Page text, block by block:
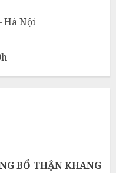
Hà Nội
BỔ THẬN KHANG